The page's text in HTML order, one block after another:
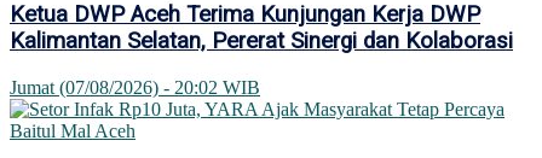
Ketua DWP Aceh Terima Kunjungan Kerja DWP
Kalimantan Selatan, Pererat Sinergi dan Kolaborasi
Jumat (07/08/2026) - 20:02 WIB